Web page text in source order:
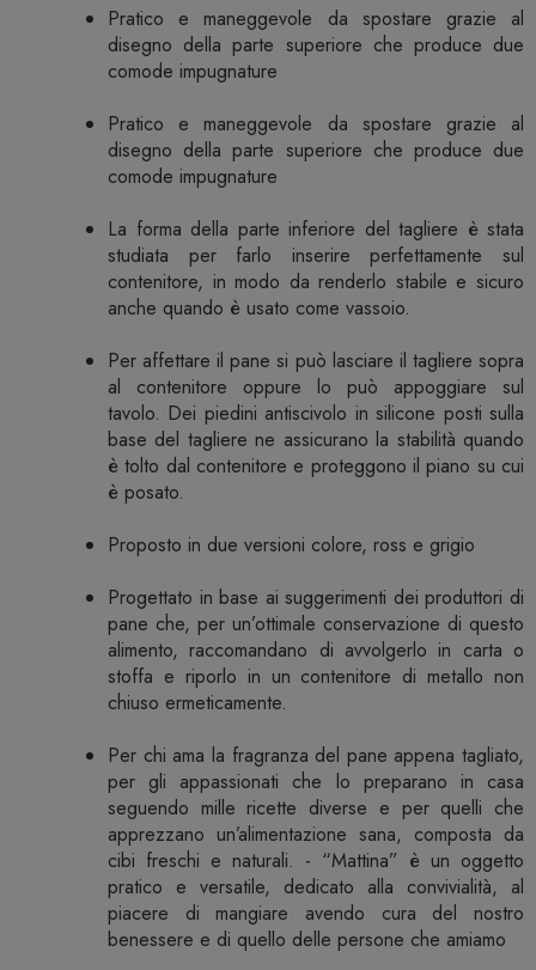
Pratico e maneggevole da spostare grazie al
disegno della parte superiore che produce due
comode impugnature
Pratico e maneggevole da spostare grazie al
disegno della parte superiore che produce due
comode impugnature
La forma della parte inferiore del tagliere è stata
studiata per farlo inserire perfettamente sul
contenitore, in modo da renderlo stabile e sicuro
anche quando è usato come vassoio.
Per affettare il pane si può lasciare il tagliere sopra
al contenitore oppure lo può appoggiare sul
tavolo. Dei piedini antiscivolo in silicone posti sulla
base del tagliere ne assicurano la stabilità quando
è tolto dal contenitore e proteggono il piano su cui
è posato.
Proposto in due versioni colore, ross e grigio
Progettato in base ai suggerimenti dei produttori di
pane che, per un’ottimale conservazione di questo
alimento, raccomandano di avvolgerlo in carta o
stoffa e riporlo in un contenitore di metallo non
chiuso ermeticamente.
Per chi ama la fragranza del pane appena tagliato,
per gli appassionati che lo preparano in casa
seguendo mille ricette diverse e per quelli che
apprezzano un’alimentazione sana, composta da
cibi freschi e naturali. - “Mattina” è un oggetto
pratico e versatile, dedicato alla convivialità, al
piacere di mangiare avendo cura del nostro
benessere e di quello delle persone che amiamo